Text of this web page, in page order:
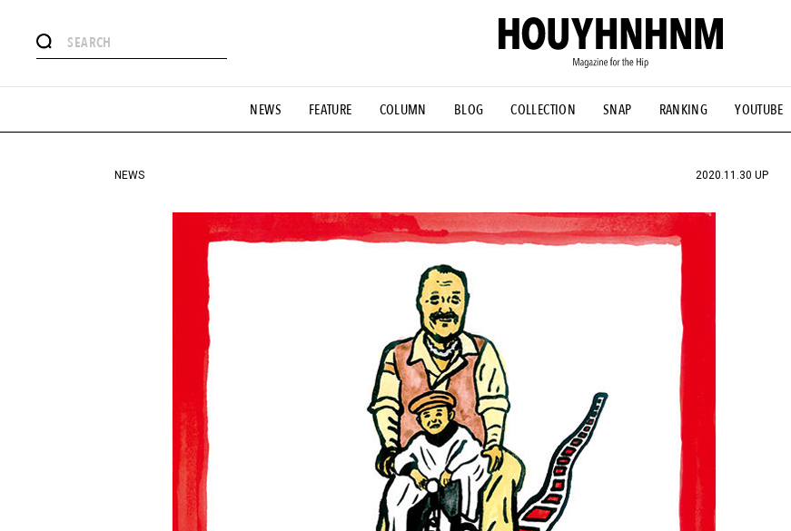
NEWS FEATURE COLUMN BLOG COLLECTION SNAP RANKING YOUTUBE
#憧れの逸品 #ESSENTIAL DESIGNS #古着サミット #NEW VINTAGE #マイナーグッド図鑑
#GH 銘品の所以 #フイナムのYouTube #Commune H #FOCUS IT #AH.H #ととけん #FASHION #MUSIC
#HANDSOME HANDBOOK
NEWS 2020.11.30 UP